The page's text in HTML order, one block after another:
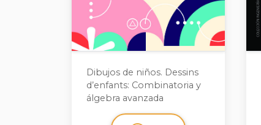
Dibujos de niños. Dessins
d’enfants: Combinatoria y
álgebra avanzada